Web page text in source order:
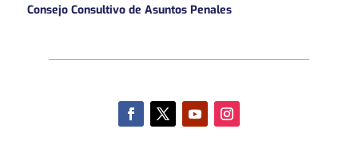
Consejo Consultivo de Asuntos Penales